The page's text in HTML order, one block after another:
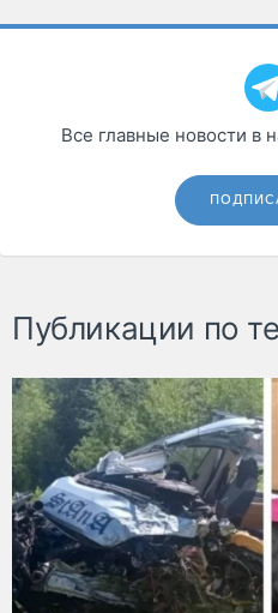
Все главные новости в
Публикации по